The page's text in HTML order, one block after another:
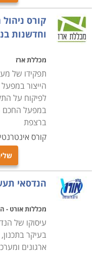
וכלה בתפקוד
ומחשבים וכדומה.
הייצור, הרכש,
תחום ההתמחות שלו על
העבודה בה הוא ירצה
קורס
וחדשנות
מכללת ארז
תפקידו של
הייצור
לפיקוח על
במפעל החכם
ברצפת
קורס אינטרנטי
הנדסאי
מכללות אורט -
עיסוקו של
בעיקר
ארגונים